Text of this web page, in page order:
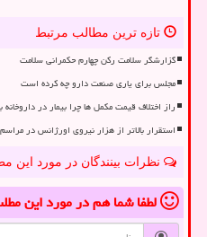
تازه ترین مطالب مرتبط
گزارشگر سلامت رکن چهارم حکمرانی سلامت
مجلس برای یاری صنعت دارو چه کرده است
راز اختلاف قیمت مکمل ها چرا بیمار در
استقرار بالاتر از هزار نیروی اورژانس در
نظرات بینندگان در مورد این
لطفا شما همدر مورد این